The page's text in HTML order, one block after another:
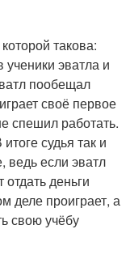
такова:
ученики эватла и
пообещал
своё первое
спешил работать.
судья так и
ведь если эватл
отдать деньги
деле проиграет, а
свою учёбу